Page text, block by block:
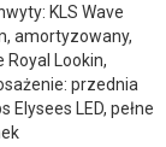
KLS Wave
amortyzowany,
Royal Lookin,
przednia
LED, pełne